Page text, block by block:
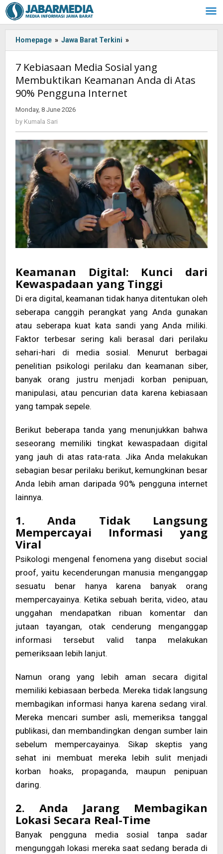
Skip
to
content
Homepage » Jawa Barat Terkini »
Kebiasaan
Sosial
yang
Atas
90%
Pengguna
Internet
7 Kebiasaan Media Sosial yang
Membuktikan Keamanan Anda di Atas
90% Pengguna Internet
Monday, 8 June 2026
by Kumala Sari
Keamanan Digital: Kunci dari
Kewaspadaan yang Tinggi
Di era digital, keamanan tidak hanya ditentukan oleh
seberapa canggih perangkat yang Anda gunakan
atau seberapa kuat kata sandi yang Anda miliki.
Faktor terbesar sering kali berasal dari perilaku
sehari-hari di media sosial. Menurut berbagai
penelitian psikologi perilaku dan keamanan siber,
banyak orang justru menjadi korban penipuan,
manipulasi, atau pencurian data karena kebiasaan
yang tampak sepele.
Berikut beberapa tanda yang menunjukkan bahwa
seseorang memiliki tingkat kewaspadaan digital
yang jauh di atas rata-rata. Jika Anda melakukan
sebagian besar perilaku berikut, kemungkinan besar
Anda lebih aman daripada 90% pengguna internet
lainnya.
1. Anda Tidak Langsung
Mempercayai Informasi yang
Viral
Psikologi mengenal fenomena yang disebut social
proof, yaitu kecenderungan manusia menganggap
sesuatu benar hanya karena banyak orang
mempercayainya. Ketika sebuah berita, video, atau
unggahan mendapatkan ribuan komentar dan
jutaan tayangan, otak cenderung menganggap
informasi tersebut valid tanpa melakukan
pemeriksaan lebih lanjut.
Namun orang yang lebih aman secara digital
memiliki kebiasaan berbeda. Mereka tidak langsung
membagikan informasi hanya karena sedang viral.
Mereka mencari sumber asli, memeriksa tanggal
publikasi, dan membandingkan dengan sumber lain
sebelum mempercayainya. Sikap skeptis yang
sehat ini membuat mereka lebih sulit menjadi
korban hoaks, propaganda, maupun penipuan
daring.
2. Anda Jarang Membagikan
Lokasi Secara Real-Time
Banyak pengguna media sosial tanpa sadar
mengunggah lokasi mereka saat sedang berada di